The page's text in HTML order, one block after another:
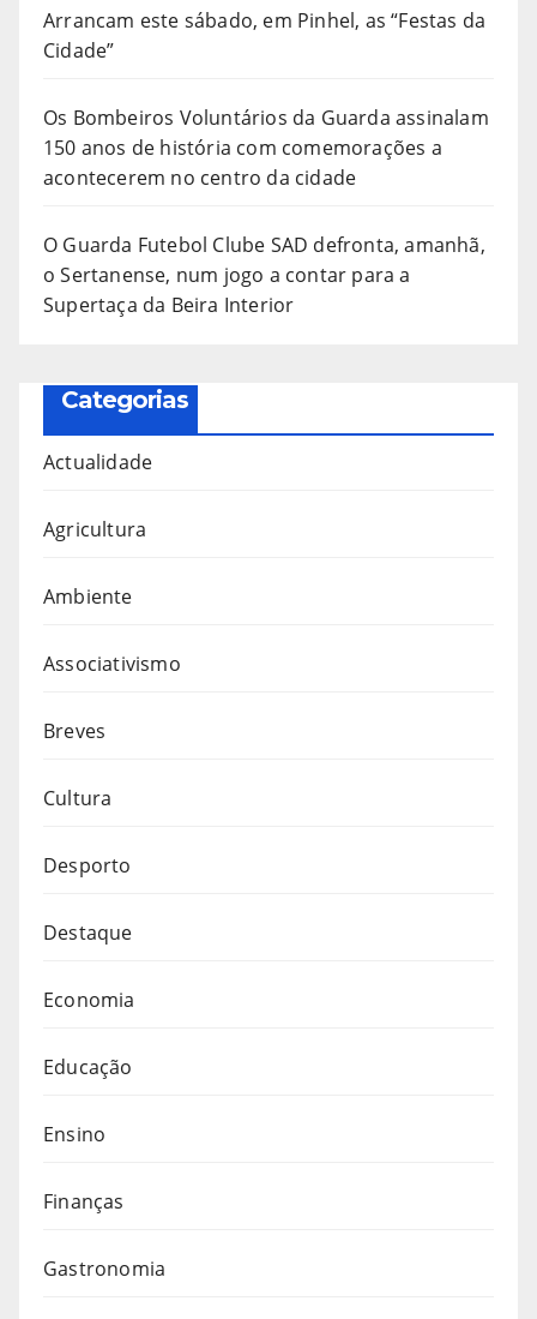
Arrancam este sábado, em Pinhel, as “Festas da
Cidade”
Os Bombeiros Voluntários da Guarda assinalam
150 anos de história com comemorações a
acontecerem no centro da cidade
O Guarda Futebol Clube SAD defronta, amanhã,
o Sertanense, num jogo a contar para a
Supertaça da Beira Interior
Categorias
Actualidade
Agricultura
Ambiente
Associativismo
Breves
Cultura
Desporto
Destaque
Economia
Educação
Ensino
Finanças
Gastronomia